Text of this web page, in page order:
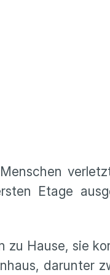
Etage
zu Hause, sie
darunter